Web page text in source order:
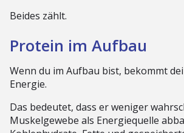
Beides zählt.
Protein im Aufbau
Wenn du im Aufbau bist, bekommt
Energie.
Das bedeutet, dass er weniger
Muskelgewebe als Energiequelle